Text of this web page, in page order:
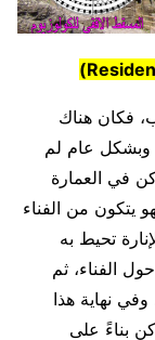
فكان هناك
وبشكل عام لم
في العمارة
يتكون من الفناء
تحيط به
الفناء، ثم
نهاية هذا
بناءً على